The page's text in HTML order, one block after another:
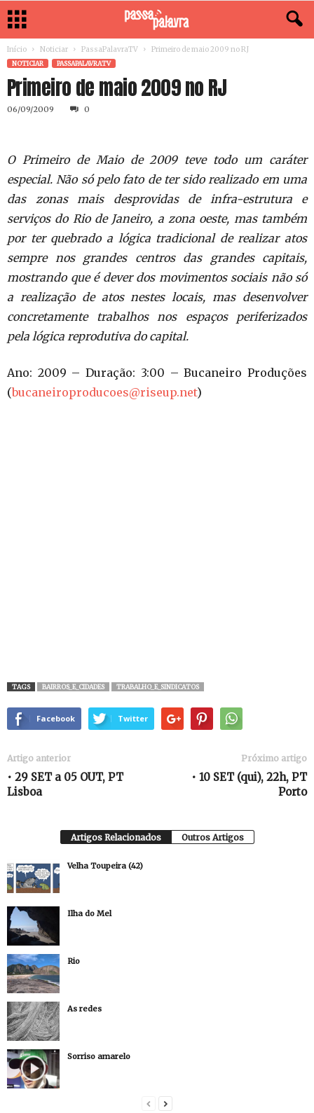
Início Noticiar PassaPalavraTV Primeiro de maio 2009 no RJ
NOTICIAR PASSAPALAVRATV
Primeiro de maio 2009 no RJ
06/09/2009 0
O Primeiro de Maio de 2009 teve todo um caráter
especial. Não só pelo fato de ter sido realizado em uma
das zonas mais desprovidas de infra-estrutura e
serviços do Rio de Janeiro, a zona oeste, mas também
por ter quebrado a lógica tradicional de realizar atos
sempre nos grandes centros das grandes capitais,
mostrando que é dever dos movimentos sociais não só
a realização de atos nestes locais, mas desenvolver
concretamente trabalhos nos espaços periferizados
pela lógica reprodutiva do capital.
Ano: 2009 – Duração: 3:00 – Bucaneiro Produções
(bucaneiroproducoes@riseup.net)
TAGS BAIRROS_E_CIDADES TRABALHO_E_SINDICATOS
Facebook Twitter
Artigo anterior
• 29 SET a 05 OUT, PT
Lisboa
Próximo artigo
• 10 SET (qui), 22h, PT
Porto
Artigos Relacionados Outros Artigos
Velha Toupeira (42)
Ilha do Mel
Rio
As redes
Sorriso amarelo